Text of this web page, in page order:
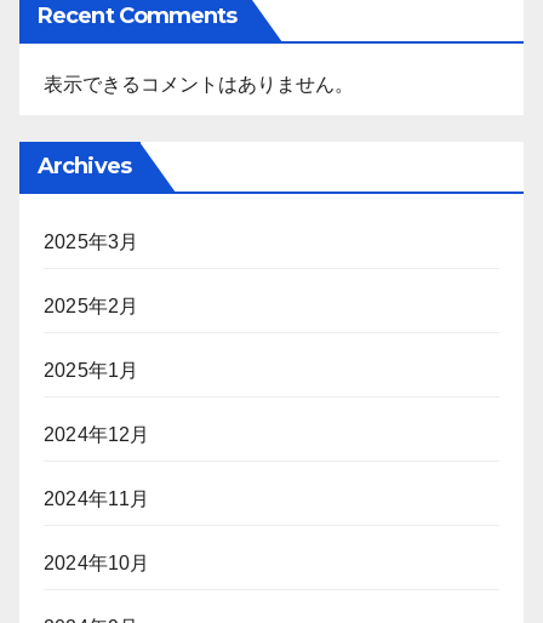
Recent Comments
表示できるコメントはありません。
Archives
2025年3月
2025年2月
2025年1月
2024年12月
2024年11月
2024年10月